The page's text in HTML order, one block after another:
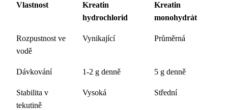
Vlastnost
Kreatin
hydrochlorid
Kreatin
monohydrát
Rozpustnost ve
vodě
Vynikající Průměrná
Dávkování 1-2 g denně 5 g denně
Stabilita v
tekutině
Vysoká Střední